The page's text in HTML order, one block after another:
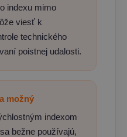
indexu mimo
viesť k
technického
poistnej udalosti.
možný
indexom
bežne používajú,